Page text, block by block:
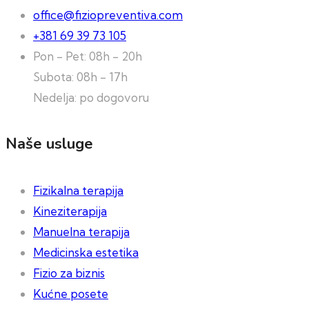
office@fiziopreventiva.com
+381 69 39 73 105
Pon - Pet: 08h - 20h
Subota: 08h - 17h
Nedelja: po dogovoru
Naše usluge
Fizikalna terapija
Kineziterapija
Manuelna terapija
Medicinska estetika
Fizio za biznis
Kućne posete